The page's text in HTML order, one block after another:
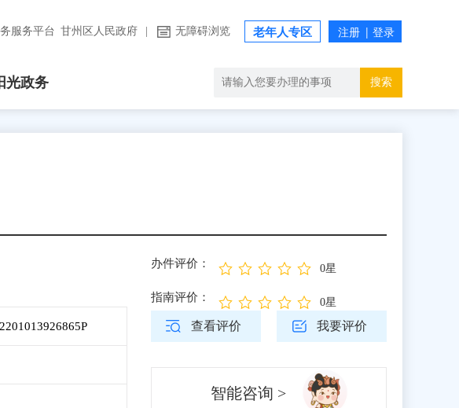
服务平台 甘州区人民政府 无障碍浏览 老年人专区
光政务 搜索
办件评价： 0星
指南评价： 0星
查看评价 我要评价
智能咨询 >